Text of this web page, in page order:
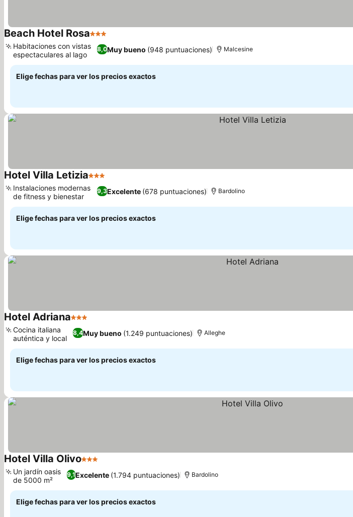
Beach Hotel Rosa3 Estrellas
8,0Muy bueno (948 puntuaciones)
Habitaciones con vistas
espectaculares al lago
Malcesine
Elige fechas para ver los precios exactos
Hotel Villa Letizia3 Estrellas
9,3Excelente (678 puntuaciones)
Instalaciones modernas
de fitness y bienestar
Bardolino
Elige fechas para ver los precios exactos
Hotel Adriana3 Estrellas
8,4Muy bueno (1.249 puntuaciones)
Cocina italiana
auténtica y local
Alleghe
Elige fechas para ver los precios exactos
Hotel Villa Olivo3 Estrellas
9,1Excelente (1.794 puntuaciones)
Un jardín oasis
de 5000 m²
Bardolino
Elige fechas para ver los precios exactos